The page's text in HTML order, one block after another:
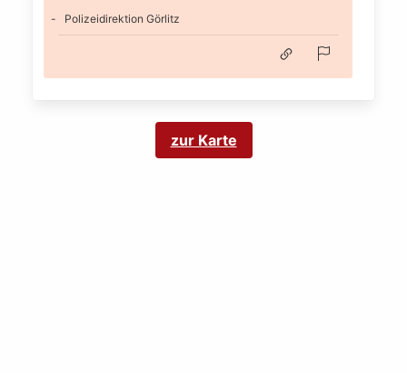
Polizeidirektion Görlitz
zur Karte